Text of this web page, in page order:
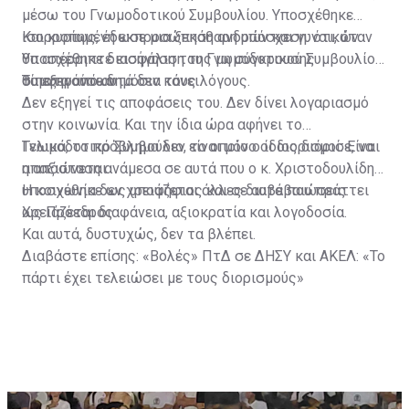
μέσω του Γνωμοδοτικού Συμβουλίου. Υποσχέθηκε
ισορροπημένη εκπροσώπηση ανδρών και γυναικών.
Υποσχέθηκε διασφάλιση της μη σύγκρουσης
συμφερόντων.
Και κυρίως, έδωσε μια ξεκάθαρη υπόσχεση: ότι, όταν
θα απέρριπτε εισήγηση του Γνωμοδοτικού Συμβουλίου,
θα εξηγούσε δημόσια τους λόγους.
Τίποτα από αυτά δεν κάνει.
Δεν εξηγεί τις αποφάσεις του. Δεν δίνει λογαριασμό
στην κοινωνία. Και την ίδια ώρα αφήνει το
Γνωμοδοτικό Συμβούλιο, το οποίο ο ίδιος διόρισε, να
απαξιώνεται.
Τελικά, το πρόβλημα δεν είναι μόνο οι διορισμοί. Είναι
η απόσταση ανάμεσα σε αυτά που ο κ. Χριστοδουλίδης
υποσχέθηκε ως υποψήφιος και σε αυτά που πράττει
ως Πρόεδρος.
Η κοινωνία δεν χρειάζεται άλλες διαβεβαιώσεις.
Χρειάζεται διαφάνεια, αξιοκρατία και λογοδοσία.
Και αυτά, δυστυχώς, δεν τα βλέπει.
Διαβάστε επίσης: «Βολές» ΠτΔ σε ΔΗΣΥ και ΑΚΕΛ: «Το
πάρτι έχει τελειώσει με τους διορισμούς»